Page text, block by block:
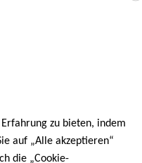
zu bieten, indem
auf „Alle akzeptieren“
die „Cookie-